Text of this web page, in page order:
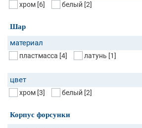
хром [6] белый [2]
Шар
материал
пластмасса [4] латунь [1]
цвет
хром [3] белый [2]
Корпус форсунки